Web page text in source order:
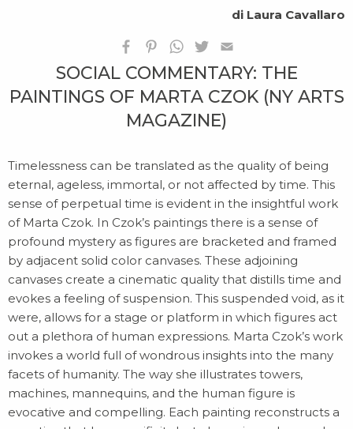
HOMEPAGE
BIOGRAFIA
di Laura Cavallaro
SOCIAL COMMENTARY: THE
PAINTINGS OF MARTA CZOK (NY ARTS
MAGAZINE)
Timelessness can be translated as the quality of being
eternal, ageless, immortal, or not affected by time. This
sense of perpetual time is evident in the insightful work
of Marta Czok. In Czok’s paintings there is a sense of
profound mystery as figures are bracketed and framed
by adjacent solid color canvases. These adjoining
canvases create a cinematic quality that distills time and
evokes a feeling of suspension. This suspended void, as it
were, allows for a stage or platform in which figures act
out a plethora of human expressions. Marta Czok’s work
invokes a world full of wondrous insights into the many
facets of humanity. The way she illustrates towers,
machines, mannequins, and the human figure is
evocative and compelling. Each painting reconstructs a